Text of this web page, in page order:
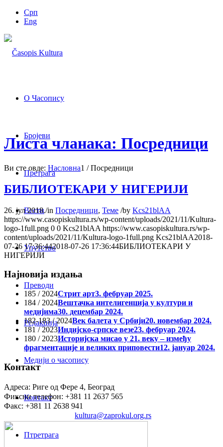
Срп
Eng
О Часопису
Бројеви
Претрага
Вести
Упутство
Преводи
Редакција
Медији о часопису
Контакт
Птретрага
Листа чланака: Посредници
Ви сте овде: Насловна1 / Посредници
БИБЛИОТЕКАРИ У НИГЕРИЈИ
26. јул 2018./in Посредници, Теме /by Kcs21blAA
https://www.casopiskultura.rs/wp-content/uploads/2021/11/Kultura-
logo-1full.png 0 0 Kcs21blAA https://www.casopiskultura.rs/wp-
content/uploads/2021/11/Kultura-logo-1full.png Kcs21blAA2018-
07-26 17:36:442018-07-26 17:36:44БИБЛИОТЕКАРИ У
НИГЕРИЈИ
Најновија издања
185 / 2024Стрит арт3. фебруар 2025.
184 / 2024Вештачка интелигенција у култури и
медијима30. децембар 2024.
182-183 / 2024Век балета у Србији20. новембар 2024.
181 / 2023Индијско-српске везе23. фебруар 2024.
180 / 2023Историјска мисао у 21. веку – између
фрагментације и великих приповести12. јануар 2024.
Контакт
Адреса: Риге од Фере 4, Београд
Фиксни телефон: +381 11 2637 565
Факс: +381 11 2638 941
kultura@zaprokul.org.rs